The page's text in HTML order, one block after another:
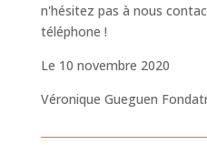
n'hésitez pas à nous
téléphone !
Le 10 novembre 2020
Véronique Gueguen